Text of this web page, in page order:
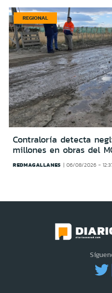
REGIONAL
Contraloría detecta
millones en obras del
REDMAGALLANES 06/08/2026 -